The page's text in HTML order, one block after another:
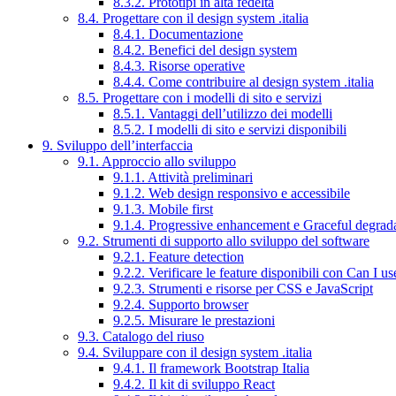
8.4. Progettare con il design system .italia
8.4.1. Documentazione
8.4.2. Benefici del design system
8.4.3. Risorse operative
8.4.4. Come contribuire al design system .italia
8.5. Progettare con i modelli di sito e servizi
8.5.1. Vantaggi dell’utilizzo dei modelli
8.5.2. I modelli di sito e servizi disponibili
9. Sviluppo dell’interfaccia
9.1. Approccio allo sviluppo
9.1.1. Attività preliminari
9.1.2. Web design responsivo e accessibile
9.1.3. Mobile first
9.1.4. Progressive enhancement e Graceful
9.2. Strumenti di supporto allo sviluppo del software
9.2.1. Feature detection
9.2.2. Verificare le feature disponibili con Can I
9.2.3. Strumenti e risorse per CSS e JavaScript
9.2.4. Supporto browser
9.2.5. Misurare le prestazioni
9.3. Catalogo del riuso
9.4. Sviluppare con il design system .italia
9.4.1. Il framework Bootstrap Italia
9.4.2. Il kit di sviluppo React